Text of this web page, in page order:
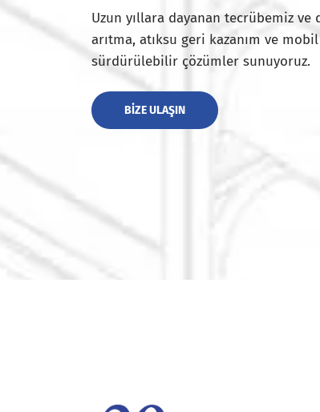
Uzun yıllara dayanan tecrübemiz
arıtma, atıksu geri kazanım ve
sürdürülebilir çözümler sunuyoruz.
BIZE ULAŞIN